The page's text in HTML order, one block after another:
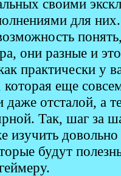
своими
для
они разные и
практически у
еще
отсталой, а
Так, шаг за
изучить
будут